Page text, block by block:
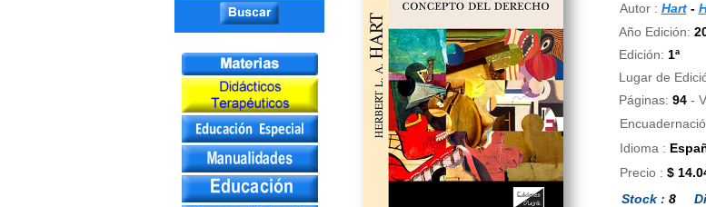
Autor : Hart -
Año Edición:
Edición: 1ª
Lugar de
Páginas: 94-
Idioma :
Precio : $
Stock : 8